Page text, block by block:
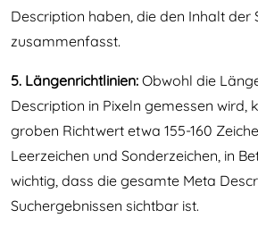
Description haben, die den Inhalt der
zusammenfasst.
5. Längenrichtlinien: Obwohl die
Description in Pixeln gemessen wird,
groben Richtwert etwa 155-160
Leerzeichen und Sonderzeichen, in
wichtig, dass die gesamte Meta
Suchergebnissen sichtbar ist.